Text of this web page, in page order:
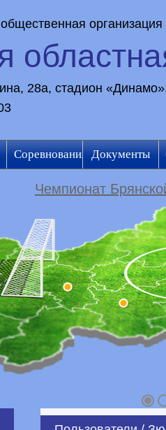
организация
28а, стадион
Соревнования Документы
Чемпионат